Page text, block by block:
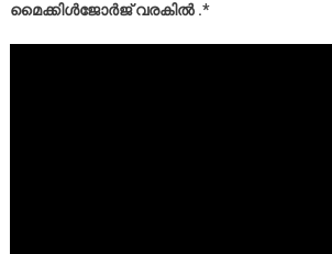
മൈക്കിൾജോർജ് വരകിൽ .*